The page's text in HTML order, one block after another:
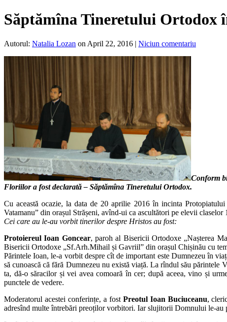
Săptămîna Tineretului Ortodox
Autorul: Natalia Lozan on April 22, 2016 | Niciun comentariu
Conform
Floriilor a fost declarată – Săptămîna Tineretului Ortodox.
Cu această ocazie, la data de 20 aprilie 2016 în incinta
Vatamanu” din orașul Strășeni, avînd-ui ca ascultători pe elevii claselor
Cei care au le-au vorbit tinerilor despre Hristos au fost:
Protoiereul Ioan Goncear, paroh al Bisericii Ortodoxe „Nașterea
Bisericii Ortodoxe „Sf.Arh.Mihail și Gavriil” din orașul Chișinău cu
Părintele Ioan, le-a vorbit despre cît de important este Dumnezeu în
să cunoască că fără Dumnezeu nu există viață. La rîndul său
ta, dă-o săracilor și vei avea comoară în cer; după aceea, vino și
punctele de vedere.
Moderatorul acestei conferințe, a fost Preotul Ioan Buciuceanu,
adresînd multe întrebări preoților vorbitori. Iar slujitorii Domnului le-